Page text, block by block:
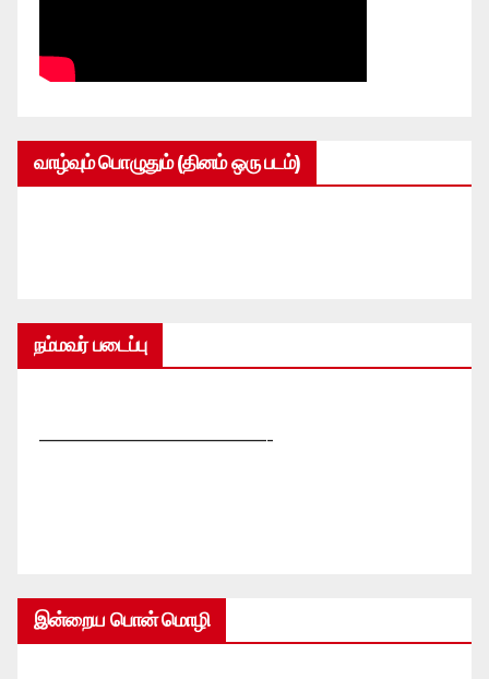
வாழ்வும் பொழுதும் (தினம் ஒரு படம்)
நம்மவர் படைப்பு
—————————————-
இன்றைய பொன் மொழி